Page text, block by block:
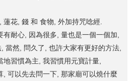
花, 錢 和 食物, 外加持咒唸經.
耐心, 因為很多, 量也是一個一個加,
當然, 問久了, 也許大家有更好的方法,
習慣為主, 我習慣用元寶計量,
, 可以先去問一下, 那家廟可以燒什麼